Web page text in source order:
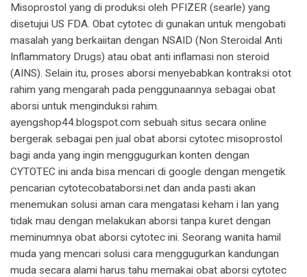
Misoprostol yang di produksi oleh PFIZER (searle) yang
disetujui US FDA. Obat cytotec di gunakan untuk mengobati
masalah yang berkaiitan dengan NSAID (Non Steroidal Anti
Inflammatory Drugs) atau obat anti inflamasi non steroid
(AINS). Selain itu, proses aborsi menyebabkan kontraksi otot
rahim yang mengarah pada penggunaannya sebagai obat
aborsi untuk menginduksi rahim.
ayengshop44.blogspot.com sebuah situs secara online
bergerak sebagai pen jual obat aborsi cytotec misoprostol
bagi anda yang ingin menggugurkan konten dengan
CYTOTEC ini anda bisa mencari di google dengan mengetik
pencarian cytotecobataborsi.net dan anda pasti akan
menemukan solusi aman cara mengatasi keham i lan yang
tidak mau dengan melakukan aborsi tanpa kuret dengan
meminumnya obat aborsi cytotec ini. Seorang wanita hamil
muda yang mencari solusi cara menggugurkan kandungan
muda secara alami harus tahu memakai obat aborsi cytotec